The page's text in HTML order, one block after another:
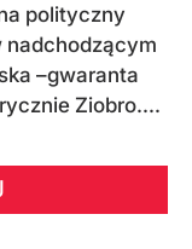
polityczny
nadchodzącym
–gwaranta
Ziobro....